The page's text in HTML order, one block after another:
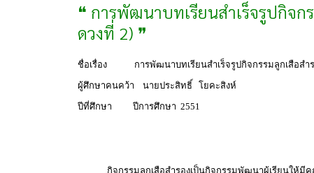
❝ การพัฒนาบทเรียนสำเร็จรูปกิจ
ดวงที่ 2) ❞
ชื่อเรื่อง การพัฒนาบทเรียนสำเร็จรูปกิจกรรมลูกเสือสำร
ผู้ศึกษาคนคว้า นายประสิทธิ์ โยคะสิงห์
ปีที่ศึกษา ปีการศึกษา 2551
กิจกรรมลูกเสือสำรองเป็นกิจกรรมพัฒนาผู้เรียนให้มีคุณ